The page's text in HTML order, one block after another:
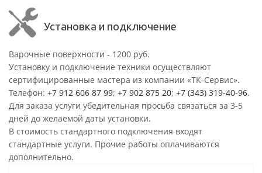
Установка и подключение
Варочные поверхности - 1200 руб.
Установку и подключение техники осуществляют
сертифицированные мастера из компании «ТК-Сервис».
Телефон: +7 912 606 87 99; +7 902 875 20; +7 (343) 319-40-96.
Для заказа услуги убедительная просьба связаться за 3-5
дней до желаемой даты установки.
В стоимость стандартного подключения входят
стандартные услуги. Прочие работы оплачиваются
дополнительно.